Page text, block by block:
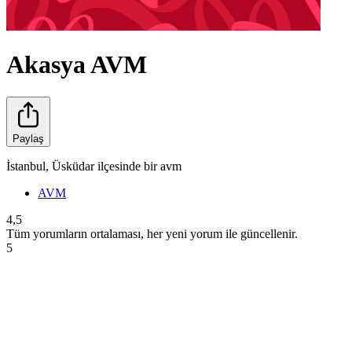
Akasya AVM
Paylaş
İstanbul, Üsküdar ilçesinde bir avm
AVM
4,5
Tüm yorumların ortalaması, her yeni yorum ile güncellenir.
5